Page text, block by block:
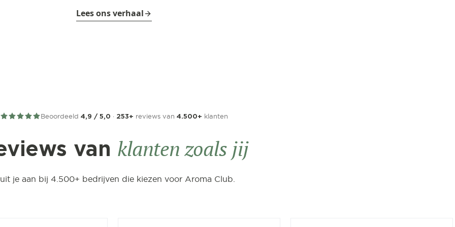
Lees ons verhaal
Beoordeeld 4,9 / 5,0 · 253+ reviews van 4.500+ klanten
van klanten zoals jij
je aan bij 4.500+ bedrijven die kiezen voor Aroma Club.